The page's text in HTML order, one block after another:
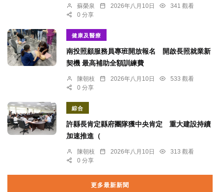
蘇榮泉 2026年八月10日
341 觀看
0 分享
健康及醫療
南投照顧服務員專班開放報名 開啟長照就業新
契機 最高補助全額訓練費
陳朝枝 2026年八月10日
533 觀看
0 分享
綜合
許縣長肯定縣府團隊獲中央肯定 重大建設持續
加速推進（
陳朝枝 2026年八月10日
313 觀看
0 分享
更多最新新聞